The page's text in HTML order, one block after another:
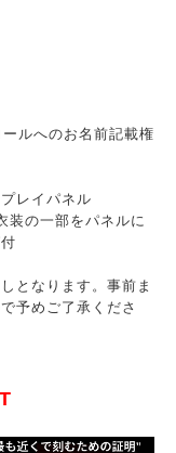
ルへのお名前記載権
レイパネル
装の一部をパネルに
となります。事前ま
予めご了承くださ